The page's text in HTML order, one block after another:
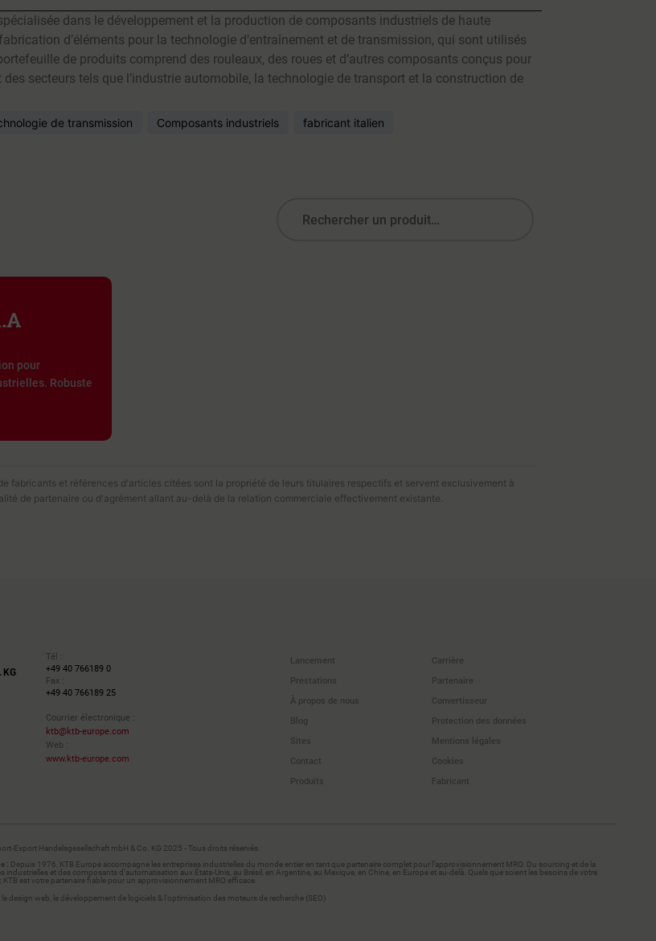
dans le développement et la production de composants industriels de haute
d’éléments pour la technologie d’entraînement et de transmission, qui sont utilisés
de produits comprend des rouleaux, des roues et d’autres composants conçus pour
secteurs tels que l’industrie automobile, la technologie de transport et la construction de
de transmission Composants industriels fabricant italien
pour
Robuste
fabricants et références d'articles citées sont la propriété de leurs titulaires respectifs et servent exclusivement à
de partenaire ou d'agrément allant au-delà de la relation commerciale effectivement existante.
KG
Tél :
+49 40 766189 0
Fax :
+49 40 766189 25
Courrier électronique :
ktb@ktb-europe.com
Web :
www.ktb-europe.com
Lancement
Prestations
À propos de nous
Blog
Sites
Contact
Produits
Carrière
Partenaire
Convertisseur
Protection des données
Mentions légales
Cookies
Fabricant
Export Handelsgesellschaft mbH & Co. KG 2025 - Tous droits réservés.
: Depuis 1976, KTB Europe accompagne les entreprises industrielles du monde entier en tant que partenaire complet pour l’approvisionnement MRO. Du sourcing et de la
et des composants d’automatisation aux États-Unis, au Brésil, en Argentine, au Mexique, en Chine, en Europe et au-delà. Quels que soient les besoins de votre
KTB est votre partenaire fiable pour un approvisionnement MRO efficace.
design web, le développement de logiciels & l'optimisation des moteurs de recherche (SEO)